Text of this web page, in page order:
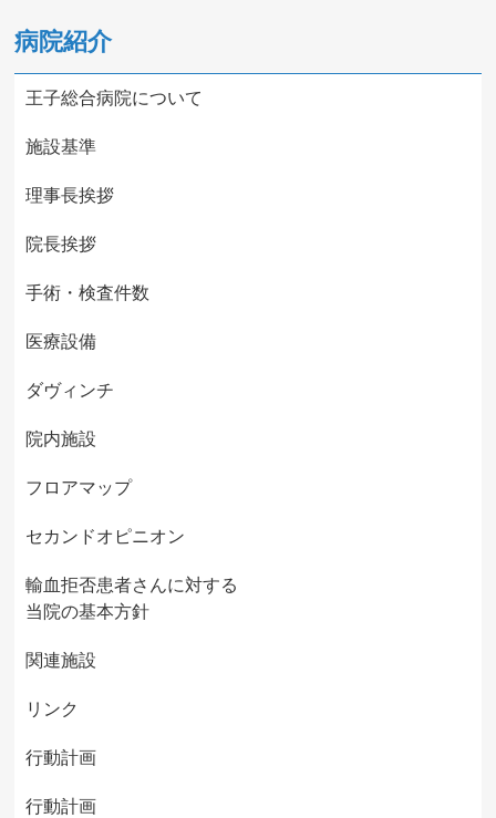
病院紹介
王子総合病院について
施設基準
理事長挨拶
院長挨拶
手術・検査件数
医療設備
ダヴィンチ
院内施設
フロアマップ
セカンドオピニオン
輸血拒否患者さんに対する
当院の基本方針
関連施設
リンク
行動計画
行動計画